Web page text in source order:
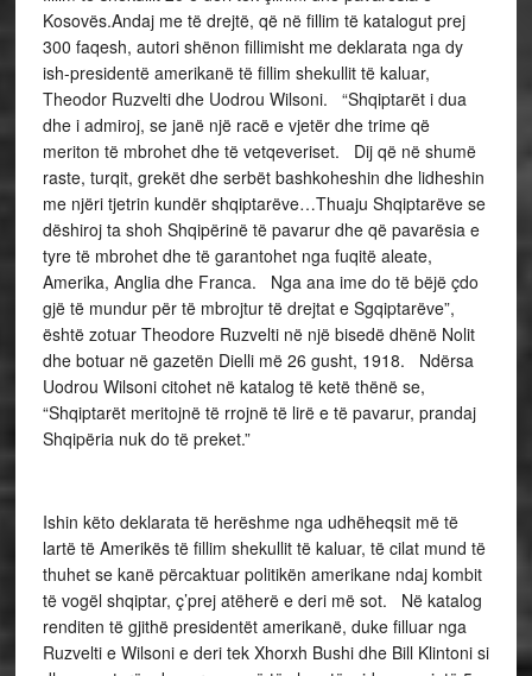
Kosovës.Andaj me të drejtë, që në fillim të katalogut prej
300 faqesh, autori shënon fillimisht me deklarata nga dy
ish-presidentë amerikanë të fillim shekullit të kaluar,
Theodor Ruzvelti dhe Uodrou Wilsoni. “Shqiptarët i dua
dhe i admiroj, se janë një racë e vjetër dhe trime që
meriton të mbrohet dhe të vetqeveriset. Dij që në shumë
raste, turqit, grekët dhe serbët bashkoheshin dhe lidheshin
me njëri tjetrin kundër shqiptarëve…Thuaju Shqiptarëve se
dëshiroj ta shoh Shqipërinë të pavarur dhe që pavarësia e
tyre të mbrohet dhe të garantohet nga fuqitë aleate,
Amerika, Anglia dhe Franca. Nga ana ime do të bëjë çdo
gjë të mundur për të mbrojtur të drejtat e Sgqiptarëve”,
është zotuar Theodore Ruzvelti në një bisedë dhënë Nolit
dhe botuar në gazetën Dielli më 26 gusht, 1918. Ndërsa
Uodrou Wilsoni citohet në katalog të ketë thënë se,
“Shqiptarët meritojnë të rrojnë të lirë e të pavarur, prandaj
Shqipëria nuk do të preket.”
Ishin këto deklarata të herëshme nga udhëheqsit më të
lartë të Amerikës të fillim shekullit të kaluar, të cilat mund të
thuhet se kanë përcaktuar politikën amerikane ndaj kombit
të vogël shqiptar, ç’prej atëherë e deri më sot. Në katalog
renditen të gjithë presidentët amerikanë, duke filluar nga
Ruzvelti e Wilsoni e deri tek Xhorxh Bushi dhe Bill Klintoni si